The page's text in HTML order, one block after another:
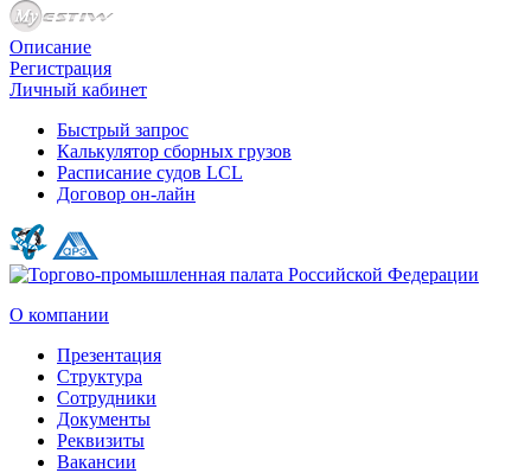
Описание
Регистрация
Личный кабинет
Быстрый запрос
Калькулятор сборных грузов
Расписание судов LCL
Договор он-лайн
О компании
Презентация
Структура
Сотрудники
Документы
Реквизиты
Вакансии